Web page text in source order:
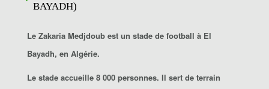
BAYADH)
Le Zakaria Medjdoub est un stade de football à El
Bayadh, en Algérie.
Le stade accueille 8 000 personnes. Il sert de terrain